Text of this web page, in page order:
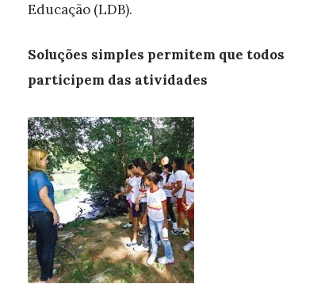
Educação (LDB).
Soluções simples permitem que todos
participem das atividades